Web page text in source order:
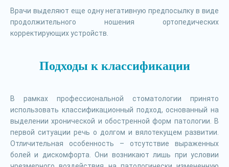
Врачи выделяют еще одну негативную предпосылку в виде
продолжительного ношения ортопедических
корректирующих устройств.
Подходы к классификации
В рамках профессиональной стоматологии принято
использовать классификационный подход, основанный на
выделении хронической и обостренной форм патологии. В
первой ситуации речь о долгом и вялотекущем развитии.
Отличительная особенность – отсутствие выраженных
болей и дискомфорта. Они возникают лишь при условии